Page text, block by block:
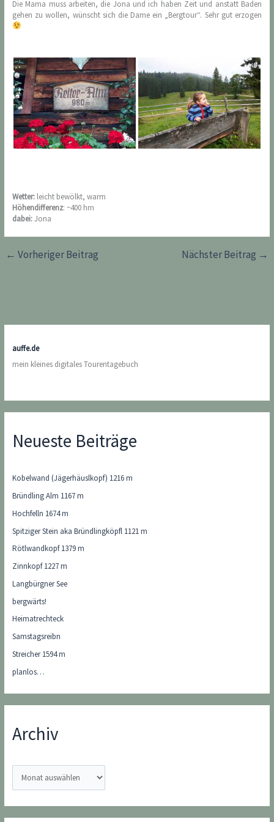
Die Mama muss arbeiten, die Jona und ich haben Zeit und anstatt Baden
gehen zu wollen, wünscht sich die Dame ein „Bergtour“. Sehr gut erzogen
Wetter: leicht bewölkt, warm
Höhendifferenz: ~400 hm
dabei:Jona
← Vorheriger Beitrag Nächster Beitrag →
auffe.de
mein kleines digitales Tourentagebuch
Neueste Beiträge
Kobelwand (Jägerhäuslkopf) 1216 m
Bründling Alm 1167 m
Hochfelln 1674 m
Spitziger Stein aka Bründlingköpfl 1121 m
Rötlwandkopf 1379 m
Zinnkopf 1227 m
Langbürgner See
bergwärts!
Heimatrechteck
Samstagsreibn
Streicher 1594 m
planlos…
Archiv
r
c
h